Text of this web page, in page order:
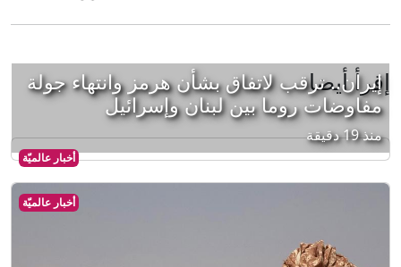
إقرأ أيضا
أخبار عالميّة
إيران.. ترقب لاتفاق بشأن هرمز وانتهاء جولة
مفاوضات روما بين لبنان وإسرائيل
منذ 19 دقيقة
أخبار عالميّة